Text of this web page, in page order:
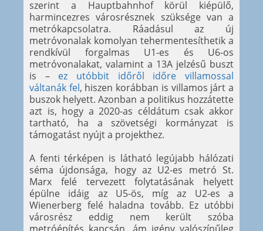
szerint a Hauptbahnhof körül kiépülő,
harmincezres városrésznek szüksége van a
metrókapcsolatra. Ráadásul az új
metróvonalak komolyan tehermentesíthetik a
rendkívül forgalmas U1-es és U6-os
metróvonalakat, valamint a 13A jelzésű buszt
is – ez utóbbit időről időre villamossal
váltanák fel, hiszen korábban is villamos járt a
buszok helyett. Azonban a politikus hozzátette
azt is, hogy a 2020-as céldátum csak akkor
tartható, ha a szövetségi kormányzat is
támogatást nyújt a projekthez.
A fenti térképen is látható legújabb hálózati
séma újdonsága, hogy az U2-es metró St.
Marx felé tervezett folytatásának helyett
épülne idáig az U5-ös, míg az U2-es a
Wienerberg felé haladna tovább. Ez utóbbi
városrész eddig nem került szóba